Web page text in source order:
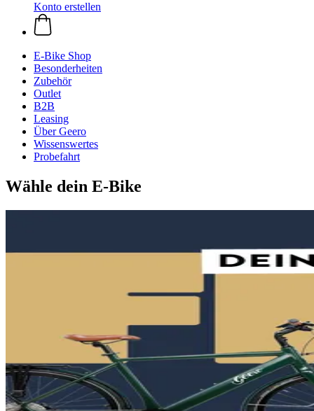
Konto erstellen
E-Bike Shop
Besonderheiten
Zubehör
Outlet
B2B
Leasing
Über Geero
Wissenswertes
Probefahrt
Wähle dein E-Bike